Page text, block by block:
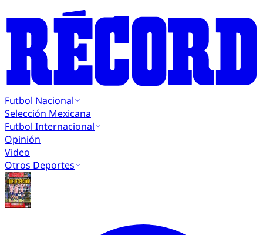
Futbol Nacional
Selección Mexicana
Futbol Internacional
Opinión
Video
Otros Deportes